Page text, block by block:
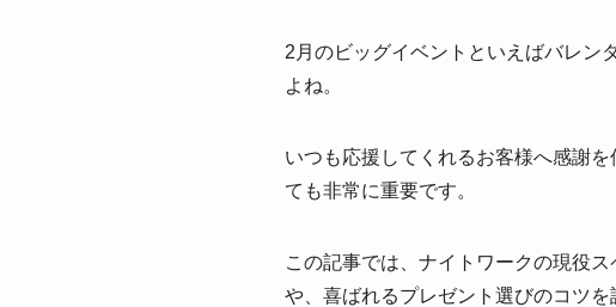
2月のビッグイベントといえばバレン
よね。
いつも応援してくれるお客様へ感謝
ても非常に重要です。
この記事では、ナイトワークの現役
や、喜ばれるプレゼント選びのコツを